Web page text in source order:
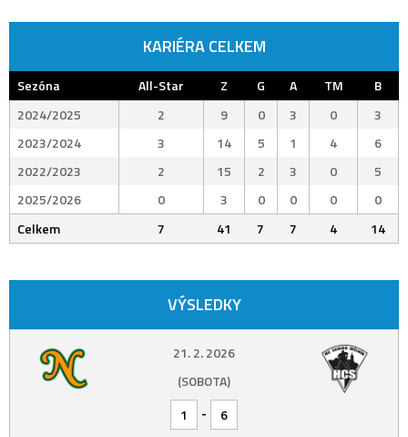
KARIÉRA CELKEM
Sezóna All-Star Z G A TM
B
2024/2025
2 9 0 3 0
3
2023/2024
3 14 5 1 4
6
2022/2023
2 15 2 3 0
5
2025/2026
0 3 0 0 0
0
Celkem
7 41 7 7 4 14
VÝSLEDKY
21. 2. 2026
(SOBOTA)
1
-
6